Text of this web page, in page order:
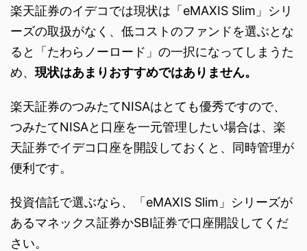
楽天証券のイデコでは現状は「eMAXIS Slim」シリ
ーズの取扱がなく、低コストのファンドを選ぶとな
ると「たわらノーロード」の一択になってしまうた
め、 現状はあまりおすすめではありません。
楽天証券のつみたてNISAはとても優秀ですので、
つみたてNISAと口座を一元管理したい場合は、楽
天証券でイデコ口座を開設しておくと、同時管理が
便利です。
投資信託で選ぶなら、「eMAXIS Slim」シリーズが
あるマネックス証券かSBI証券で口座開設してくだ
さい。